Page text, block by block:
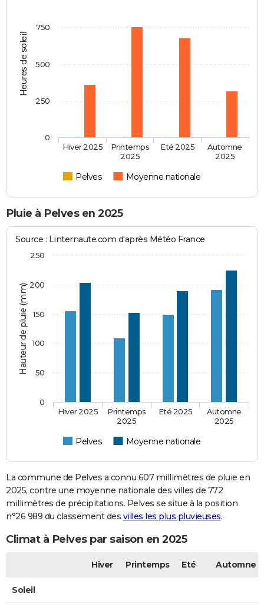
Heures de soleil
Pelves Moyenne nationale
Hiver 2025
Printemps
2025
Eté 2025
Automne
2025
0
250
500
750
Pluie à Pelves en 2025
Hauteur de pluie (mm)
Source : Linternaute.com d'après Météo France
Pelves Moyenne nationale
Hiver 2025
Printemps
2025
Eté 2025
Automne
2025
0
50
100
150
200
250
La commune de Pelves a connu 607 millimètres de pluie en
2025, contre une moyenne nationale des villes de 772
millimètres de précipitations. Pelves se situe à la position
n°26 989 du classement des villes les plus pluvieuses.
Climat à Pelves par saison en 2025
Hiver Printemps Eté Automne
Soleil